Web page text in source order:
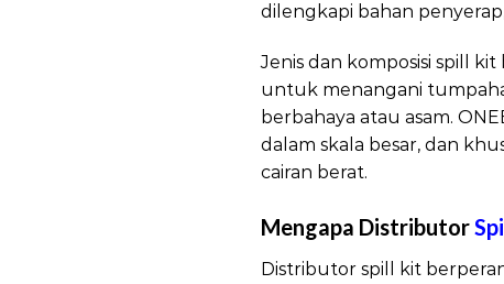
dilengkapi bahan
Jenis dan komposisi spill
untuk menangani
berbahaya atau asam.
dalam skala besar, dan
cairan berat.
Mengapa Distributor
Distributor spill kit